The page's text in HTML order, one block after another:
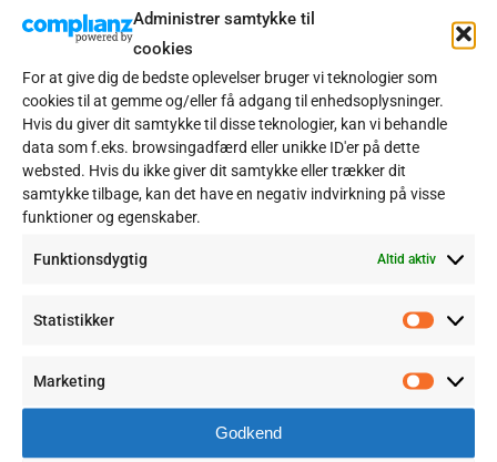
Administrer samtykke til
cookies
For at give dig de bedste oplevelser bruger vi teknologier som
cookies til at gemme og/eller få adgang til enhedsoplysninger.
Hvis du giver dit samtykke til disse teknologier, kan vi behandle
data som f.eks. browsingadfærd eller unikke ID'er på dette
websted. Hvis du ikke giver dit samtykke eller trækker dit
samtykke tilbage, kan det have en negativ indvirkning på visse
funktioner og egenskaber.
Funktionsdygtig Altid aktiv
Statistikker
Marketing
Godkend